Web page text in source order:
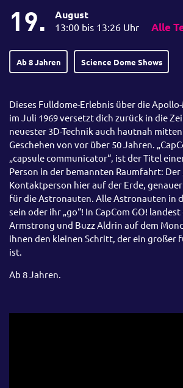
19. August
13:00 bis 13:26 Uhr Alle
Ab 8 Jahren Science Dome Shows
Dieses Fulldome-Erlebnis über die
im Juli 1969 versetzt dich zurück in die
neuester 3D-Technik auch hautnah
Geschehen von vor über 50 Jahren.
„capsule communicator“, ist der Titel
Person in der bemannten Raumfahrt: Der
Kontaktperson hier auf der Erde,
für die Astronauten. Alle Astronauten in
sein oder ihr „go“! In CapCom GO!
Armstrong und Buzz Aldrin auf dem
ihnen den kleinen Schritt, der ein großer
ist.
Ab 8 Jahren.